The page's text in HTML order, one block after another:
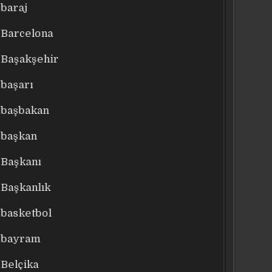
baraj
Barcelona
Başakşehir
başarı
başbakan
başkan
Başkanı
Başkanlık
basketbol
bayram
Belçika